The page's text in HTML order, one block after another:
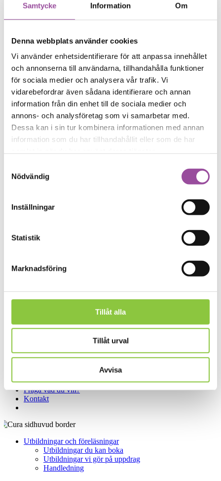
Samtycke Information Om
Denna webbplats använder cookies
Vi använder enhetsidentifierare för att anpassa innehållet
och annonserna till användarna, tillhandahålla funktioner
för sociala medier och analysera vår trafik. Vi
vidarebefordrar även sådana identifierare och annan
information från din enhet till de sociala medier och
annons- och analysföretag som vi samarbetar med.
Dessa kan i sin tur kombinera informationen med annan
information som du har tillhandahållit eller som de har
Nödvändig
Inställningar
Statistik
Marknadsföring
Tillåt alla
Tillåt urval
Avvisa
Öppenvård och eftervård
Vårt uppdrag
Kontakt
Sjöarp Gruppbostäder
Vårt uppdrag
Tydliggörande pedagogik
Utbildning och handledning
Daglig verksamhet
Kontakt
Prislista
Skyddat boende
Vårt uppdrag
Arbetssätt
Villa Mjällby
Utbildningar
Utbildningar och föreläsningar
Utbildningar vi gör på uppdrag
Handledning
Verksamheter
Utbildningar
Fråga vad du vill?
Kontakt
Utbildningar och föreläsningar
Utbildningar du kan boka
Utbildningar vi gör på uppdrag
Handledning